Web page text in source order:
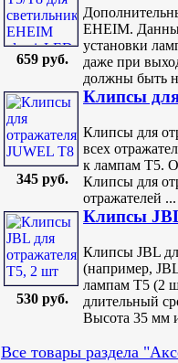
659 руб.
EHEIM.
установки
даже при
должны быть
345 руб.
Клипсы
Клипсы для
всех
к лампам Т5.
Клипсы для
отражателей ...
530 руб.
Клипсы
Клипсы JBL
(например,
лампам Т5 (2
длительный
Высота 35 мм
Все товары раздела